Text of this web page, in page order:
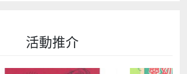
活動推介